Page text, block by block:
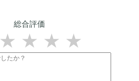
総合評価
★
★
★
★